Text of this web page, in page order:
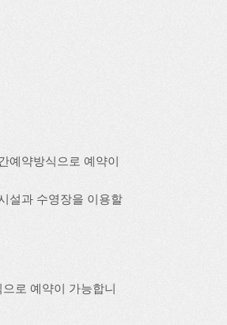
예약방식으로 예약이
설과 수영장을 이용할
로 예약이 가능합니